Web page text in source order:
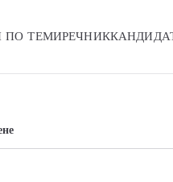
ПО ТЕМИРЕЧНИК